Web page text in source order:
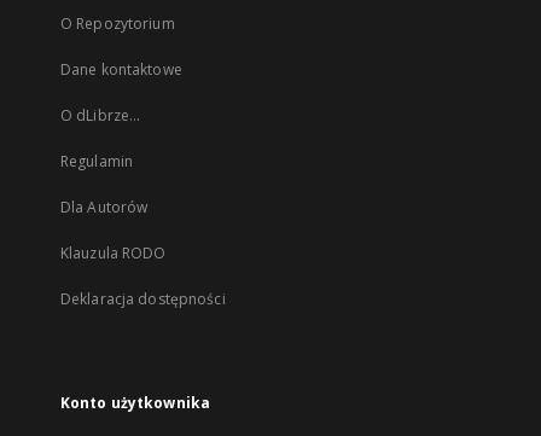
O Repozytorium
Dane kontaktowe
O dLibrze...
Regulamin
Dla Autorów
Klauzula RODO
Deklaracja dostępności
Konto użytkownika